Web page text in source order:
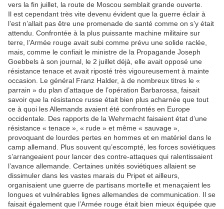
vers la fin juillet, la route de Moscou semblait grande ouverte.
Il est cependant très vite devenu évident que la guerre éclair à
l’est n’allait pas être une promenade de santé comme on s’y était
attendu. Confrontée à la plus puissante machine militaire sur
terre, l’Armée rouge avait subi comme prévu une solide raclée,
mais, comme le confiait le ministre de la Propagande Joseph
Goebbels à son journal, le 2 juillet déjà, elle avait opposé une
résistance tenace et avait riposté très vigoureusement à mainte
occasion. Le général Franz Halder, à de nombreux titres le «
parrain » du plan d’attaque de l’opération Barbarossa, faisait
savoir que la résistance russe était bien plus acharnée que tout
ce à quoi les Allemands avaient été confrontés en Europe
occidentale. Des rapports de la Wehrmacht faisaient état d’une
résistance « tenace », « rude » et même « sauvage »,
provoquant de lourdes pertes en hommes et en matériel dans le
camp allemand. Plus souvent qu’escompté, les forces soviétiques
s’arrangeaient pour lancer des contre-attaques qui ralentissaient
l’avance allemande. Certaines unités soviétiques allaient se
dissimuler dans les vastes marais du Pripet et ailleurs,
organisaient une guerre de partisans mortelle et menaçaient les
longues et vulnérables lignes allemandes de communication. Il se
faisait également que l’Armée rouge était bien mieux équipée que